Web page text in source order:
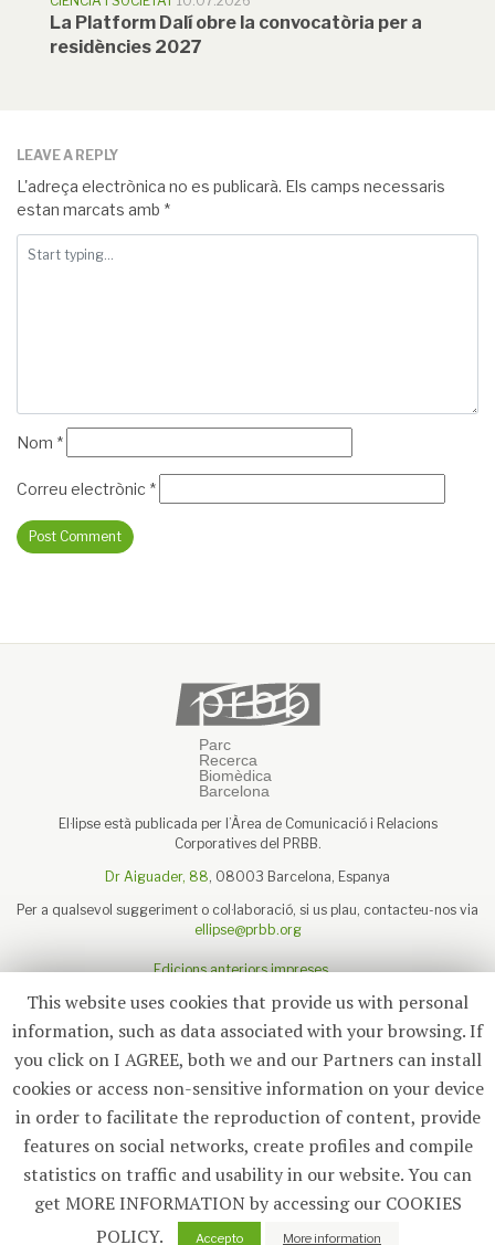
La Platform Dalí obre la convocatòria per a
residències 2027
LEAVE A REPLY
L'adreça electrònica no es publicarà. Els camps necessaris
estan marcats amb *
Nom *
Correu electrònic *
El·lipse està publicada per l’Àrea de Comunicació i Relacions
Corporatives del PRBB.
Dr Aiguader, 88, 08003 Barcelona, Espanya
Per a qualsevol suggeriment o col·laboració, si us plau, contacteu-nos via
ellipse@prbb.org
Edicions anteriors impreses
Sobre el PRBB
Avís legal
Subscriu-te
© 2026 El·lipse
This website uses cookies that provide us with personal
information, such as data associated with your browsing. If
you click on I AGREE, both we and our Partners can install
cookies or access non-sensitive information on your device
in order to facilitate the reproduction of content, provide
features on social networks, create profiles and compile
statistics on traffic and usability in our website. You can
get MORE INFORMATION by accessing our COOKIES
POLICY.
Accepto More information